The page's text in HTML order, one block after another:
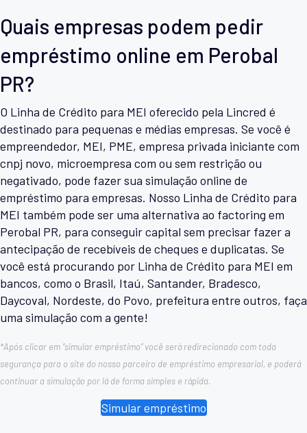
Quais empresas podem pedir
empréstimo online em Perobal
PR?
O Linha de Crédito para MEI oferecido pela Lincred é
destinado para pequenas e médias empresas. Se você é
empreendedor, MEI, PME, empresa privada iniciante com
cnpj novo, microempresa com ou sem restrição ou
negativado, pode fazer sua simulação online de
empréstimo para empresas. Nosso Linha de Crédito para
MEI também pode ser uma alternativa ao factoring em
Perobal PR, para conseguir capital sem precisar fazer a
antecipação de recebíveis de cheques e duplicatas. Se
você está procurando por Linha de Crédito para MEI em
bancos, como o Brasil, Itaú, Santander, Bradesco,
Daycoval, Nordeste, do Povo, prefeitura entre outros, faça
uma simulação com a gente!
*Após clicar em “simular empréstimo” você será redirecionado com toda
segurança para o site do nosso parceiro de empréstimo empresarial, e poderá
continuar a simulação por lá de forma simples e rápida.
Simular empréstimo